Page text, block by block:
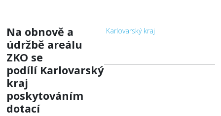
Na obnově a
údržbě areálu
ZKO se
podílí Karlovarský
kraj
poskytováním
dotací
Karlovarský kraj